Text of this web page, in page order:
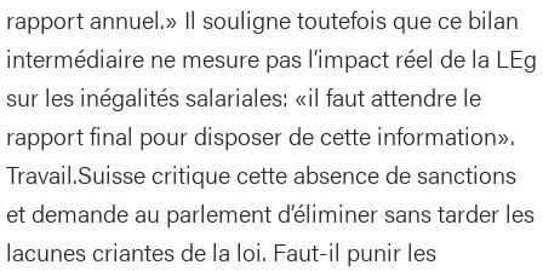
rapport annuel.» Il souligne toutefois que ce bilan
intermédiaire ne mesure pas l’impact réel de la LEg
sur les inégalités salariales: «il faut attendre le
rapport final pour disposer de cette information».
Travail.Suisse critique cette absence de sanctions
et demande au parlement d’éliminer sans tarder les
lacunes criantes de la loi. Faut-il punir les